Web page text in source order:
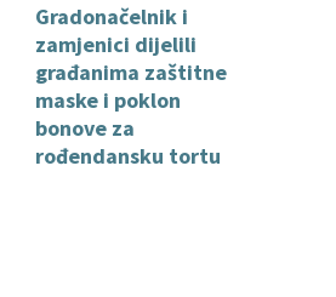
Gradonačelnik i
zamjenici dijelili
građanima zaštitne
maske i poklon
bonove za
rođendansku tortu